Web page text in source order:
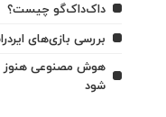
داک‌داک‌گو چیست؟
بررسی بازی‌های
هوش مصنوعی هنوز
شود